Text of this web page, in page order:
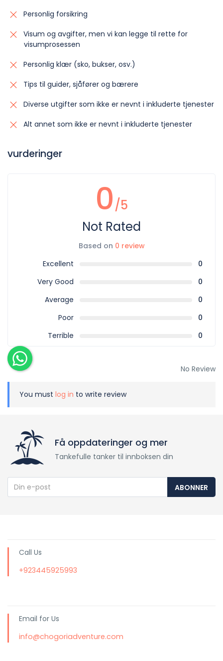
Personlig forsikring
Visum og avgifter, men vi kan legge til rette for
visumprosessen
Personlig klær (sko, bukser, osv.)
Tips til guider, sjåfører og bærere
Diverse utgifter som ikke er nevnt i inkluderte tjenester
Alt annet som ikke er nevnt i inkluderte tjenester
vurderinger
0/5
Not Rated
Based on 0 review
Excellent
0
Very Good
0
Average
0
Poor
0
Terrible
0
No Review
You must log in to write review
Få oppdateringer og mer
Tankefulle tanker til innboksen din
ABONNER
Call Us
+923445925993
Email for Us
info@chogoriadventure.com